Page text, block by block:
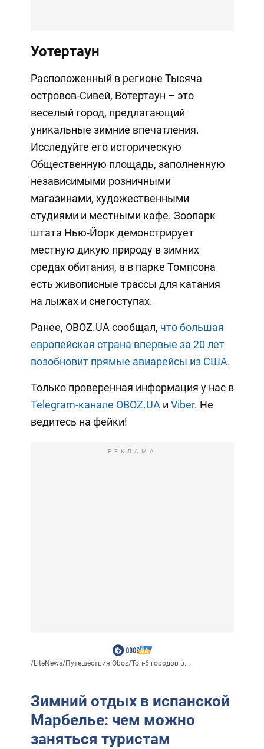
Уотертаун
Расположенный в регионе Тысяча
островов-Сивей, Вотертаун – это
веселый город, предлагающий
уникальные зимние впечатления.
Исследуйте его историческую
Общественную площадь, заполненную
независимыми розничными
магазинами, художественными
студиями и местными кафе. Зоопарк
штата Нью-Йорк демонстрирует
местную дикую природу в зимних
средах обитания, а в парке Томпсона
есть живописные трассы для катания
на лыжах и снегоступах.
Ранее, OBOZ.UA сообщал, что большая
европейская страна впервые за 20 лет
возобновит прямые авиарейсы из США.
Только проверенная информация у нас в
Telegram-канале OBOZ.UA и Viber. Не
ведитесь на фейки!
РЕКЛАМА
/LiteNews/Путешествия Oboz/Топ-6 городов в...
Зимний отдых в испанской
Марбелье: чем можно
заняться туристам